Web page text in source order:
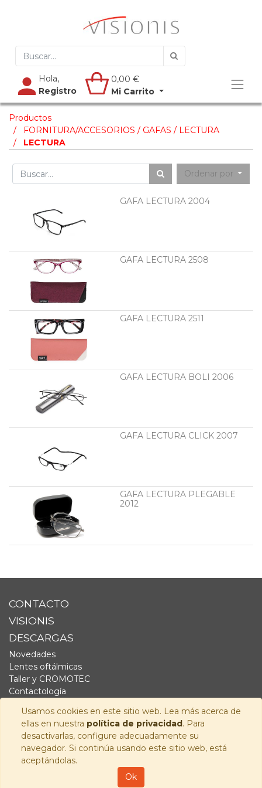
Usamos cookies en este sitio web. Lea más acerca de
ellas en nuestra política de privacidad. Para
desactivarlas, configure adecuadamente su
navegador. Si continúa usando este sitio web, está
aceptándolas.
Ok
Hola,
Registro
0,00 €
Mi Carrito
Productos
FORNITURA/ACCESORIOS / GAFAS / LECTURA
LECTURA
Ordenar por
GAFA LECTURA 2004
GAFA LECTURA 2508
GAFA LECTURA 2511
GAFA LECTURA BOLI 2006
GAFA LECTURA CLICK 2007
GAFA LECTURA PLEGABLE
2012
CONTACTO
VISIONIS
DESCARGAS
Novedades
Lentes oftálmicas
Taller y CROMOTEC
Contactología
Fornitura
Audiología
SÍGUENOS
Visionis Distribución S.L.
Aviso Legal -